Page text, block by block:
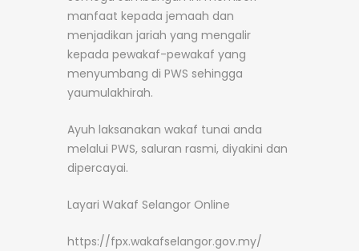
manfaat kepada jemaah dan
menjadikan jariah yang mengalir
kepada pewakaf-pewakaf yang
menyumbang di PWS sehingga
yaumulakhirah.
Ayuh laksanakan wakaf tunai anda
melalui PWS, saluran rasmi, diyakini dan
dipercayai.
Layari Wakaf Selangor Online
https://fpx.wakafselangor.gov.my/